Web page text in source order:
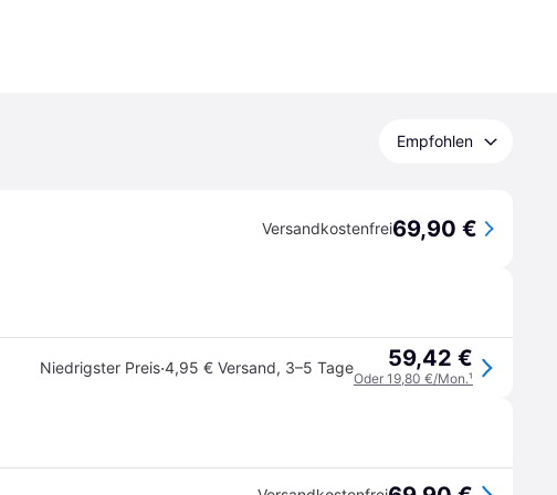
Empfohlen
Versandkostenfrei69,90 €
Niedrigster Preis·4,95 € Versand, 3–5 Tage 59,42 €
Oder 19,80 €/Mon.¹